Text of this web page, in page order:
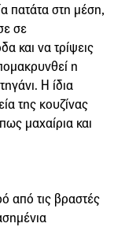
πατάτα στη μέση,
σε
και να τρίψεις
η
Η ίδια
της κουζίνας
μαχαίρια και
από τις βραστές